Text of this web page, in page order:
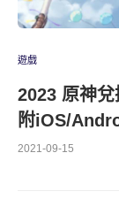
遊戲
2023 原神
附iOS/
2021-09-15